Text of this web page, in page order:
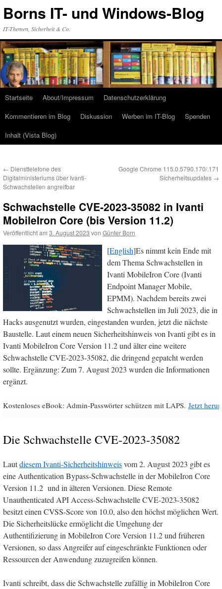
Inhalt
Borns IT- und Windows-Blog
IT-Themen, Sicherheit & Co.
Startseite About/Impressum
Datenschutzerklärung
Kommentieren im Blog
Diskussion Werben im IT-Blog
Spenden
Inhalt (Vista Blog)
← Diensttelefone des
Digitalministeriums über Ivanti-
Schwachstellen angreifbar
Google Chrome 115.0.5790.170/.171
Sicherheitsupdates →
Schwachstelle CVE-2023-35082 in Ivanti
MobileIron Core (bis Version 11.2)
Veröffentlicht am 3. August 2023 von Günter Born
[English]Es nimmt kein Ende mit
dem Thema Schwachstellen in
Ivanti MobileIron Core (Ivanti
Endpoint Manager Mobile,
EPMM). Nachdem bereits zwei
Schwachstellen im Juli 2023, die in
Hacks ausgenutzt wurden, eingestanden wurden, jetzt die nächste
Baustelle. Laut einem neuen Sicherheitshinweis von Ivanti gibt es in
Ivanti MobileIron Core Version 11.2 und älter eine weitere
Schwachstelle CVE-2023-35082, die dringend gepatcht werden
sollte. Ergänzung: Zum 7. August 2023 wurden die Informationen
ergänzt.
Kostenloses eBook: Admin-Passwörter schützen mit LAPS. Jetzt
Die Schwachstelle CVE-2023-35082
Lautdiesem Ivanti-Sicherheitshinweisvom 2. August 2023 gibt es
eine Authentication Bypass-Schwachstelle in der MobileIron Core
Version 11.2 und in älteren Versionen. Diese Remote
Unauthenticated API Access-Schwachstelle CVE-2023-35082
besitzt einen CVSS-Score von 10.0, also den höchst möglichen Wert.
Die Sicherheitslücke ermöglicht die Umgehung der
Authentifizierung in MobileIron Core Version 11.2 und früheren
Versionen, so dass Angreifer auf eingeschränkte Funktionen oder
Ressourcen der Anwendung zuzugreifen können.
Ivanti schreibt, dass die Schwachstelle zufällig in MobileIron Core